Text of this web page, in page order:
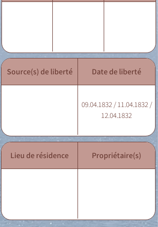
Source(s) de liberté Date de liberté
09.04.1832 / 11.04.1832 /
12.04.1832
Lieu de résidence Propriétaire(s)